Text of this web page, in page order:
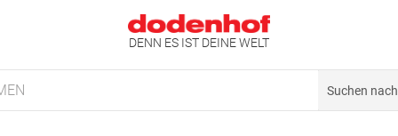
DENN ES IST DEINE WELT